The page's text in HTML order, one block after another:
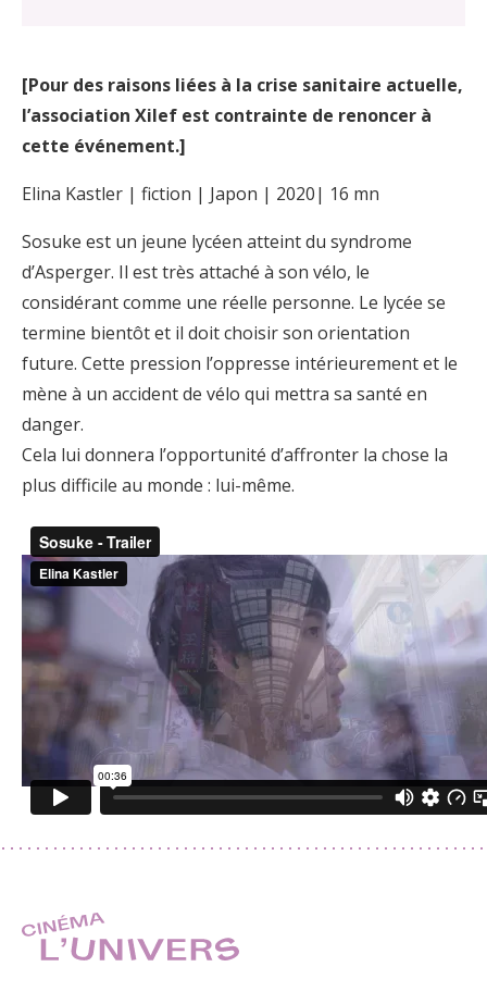
[Pour des raisons liées à la crise sanitaire actuelle,
l’association Xilef est contrainte de renoncer à
cette événement.]
Elina Kastler | fiction | Japon | 2020| 16 mn
Sosuke est un jeune lycéen atteint du syndrome
d’Asperger. Il est très attaché à son vélo, le
considérant comme une réelle personne. Le lycée se
termine bientôt et il doit choisir son orientation
future. Cette pression l’oppresse intérieurement et le
mène à un accident de vélo qui mettra sa santé en
danger.
Cela lui donnera l’opportunité d’affronter la chose la
plus difficile au monde : lui-même.